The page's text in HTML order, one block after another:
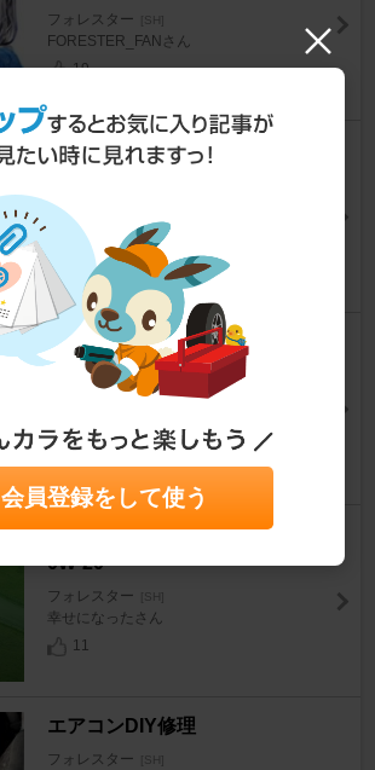
フォレスター [SH]
FORESTER_FANさん
19
RECARO Sportster
K.hayaさん
15
BONFORM 3Dグリップカーボ
ンハンドルカバー
雁さん
13
スバル(純正) STI Advanced Oil
0W-20
フォレスター [SH]
幸せになったさん
11
エアコンDIY修理
フォレスター [SH]
会員登録をして使う